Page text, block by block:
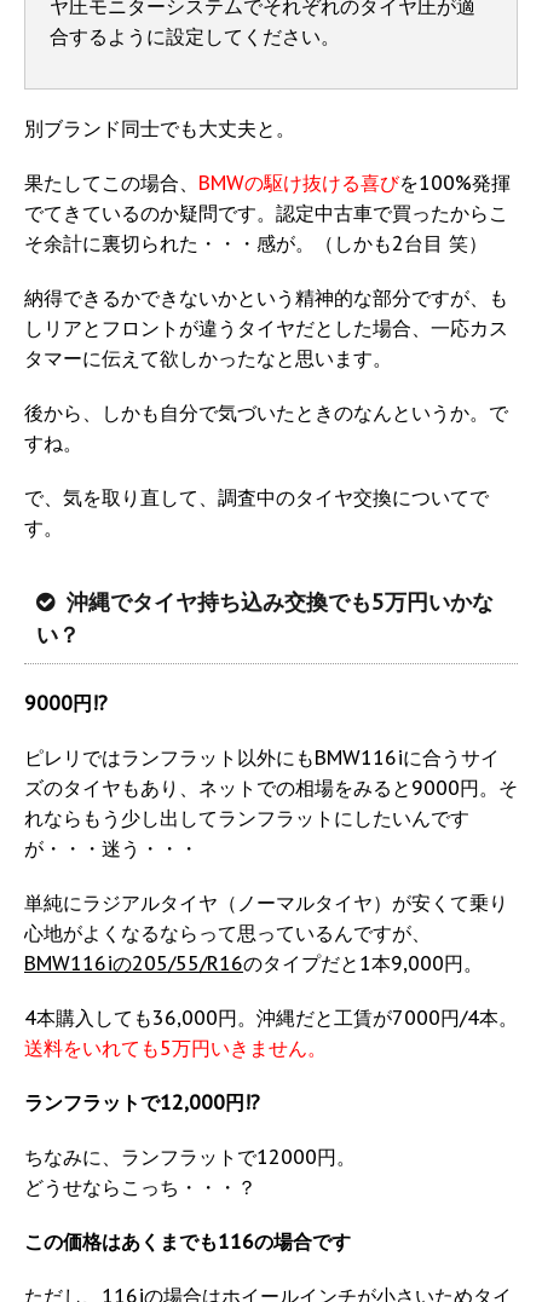
ヤ圧モニターシステムでそれぞれのタイヤ圧が適
合するように設定してください。
別ブランド同士でも大丈夫と。
果たしてこの場合、 BMWの駆け抜ける喜びを100%発揮
でてきているのか疑問です。認定中古車で買ったからこ
そ余計に裏切られた・・・感が。（しかも2台目 笑）
納得できるかできないかという精神的な部分ですが、も
しリアとフロントが違うタイヤだとした場合、一応カス
タマーに伝えて欲しかったなと思います。
後から、しかも自分で気づいたときのなんというか。で
すね。
で、気を取り直して、調査中のタイヤ交換についてで
す。
沖縄でタイヤ持ち込み交換でも5万円いかな
い？
9000円!?
ピレリではランフラット以外にもBMW116iに合うサイ
ズのタイヤもあり、ネットでの相場をみると9000円。そ
れならもう少し出してランフラットにしたいんです
が・・・迷う・・・
単純にラジアルタイヤ（ノーマルタイヤ）が安くて乗り
心地がよくなるならって思っているんですが、
BMW116iの205/55/R16のタイプだと1本9,000円。
4本購入しても36,000円。沖縄だと工賃が7000円/4本。
送料をいれても5万円いきません。
ランフラットで12,000円!?
ちなみに、ランフラットで12000円。
どうせならこっち・・・？
この価格はあくまでも116の場合です
ただし、116iの場合はホイールインチが小さいためタイ